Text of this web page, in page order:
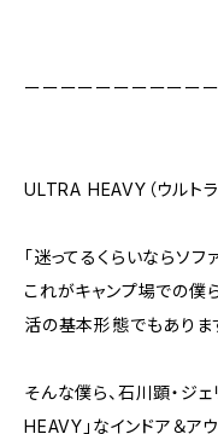
ーーーーーーーーーー
ULTRA HEAVY（ウルトラ
「迷ってるくらいならソフ
これがキャンプ場での僕
活の基本形態でもありま
そんな僕ら、石川顕・ジ
HEAVY」なインドア＆ア